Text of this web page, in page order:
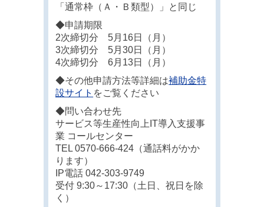
「通常枠（Ａ・Ｂ類型）」と同じ
◆申請期限
2次締切分 5月16日（月）
3次締切分 5月30日（月）
4次締切分 6月13日（月）
◆その他申請方法等詳細は補助金特
設サイト をご覧ください
◆問い合わせ先
サービス等生産性向上IT導入支援事
業 コールセンター
TEL 0570-666-424（通話料がかか
ります）
IP電話 042-303-9749
受付 9:30～17:30（土日、祝日を除
く）